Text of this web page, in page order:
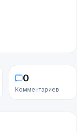
0
Комментариев